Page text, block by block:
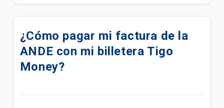
Descuento del 20% pagando con QR Tigo Money en
Terminos y Condiciones Reintegro Biggie Express
¿Cómo crear mi Alias con Tigo Money?
¿Qué es EMPE?
¿Cómo pagar mi factura de la
ANDE con mi billetera Tigo
Money?